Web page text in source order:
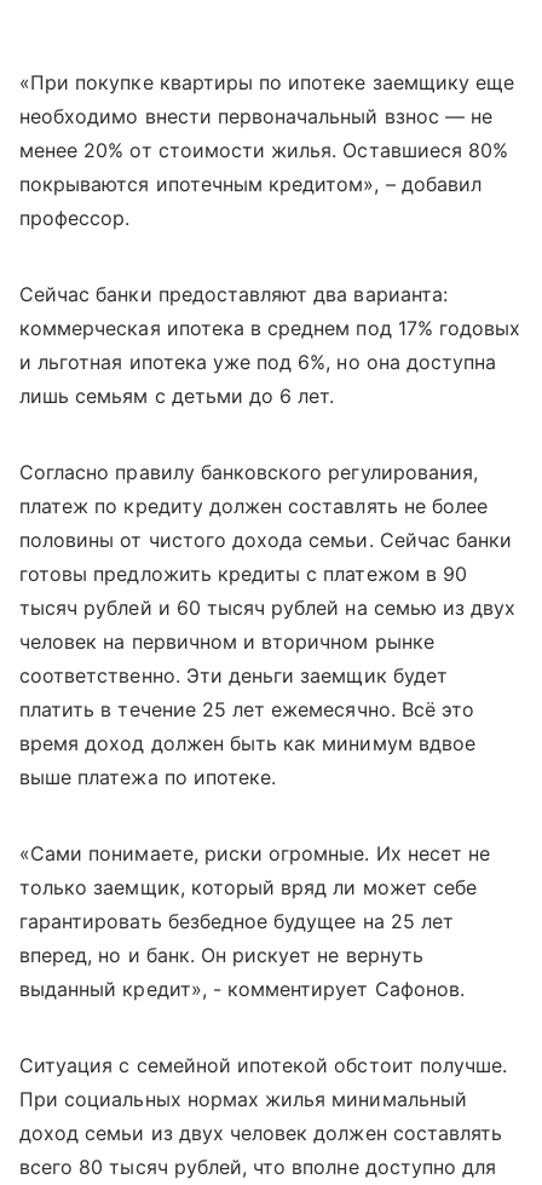
«При покупке квартиры по ипотеке заемщику еще
необходимо внести первоначальный взнос — не
менее 20% от стоимости жилья. Оставшиеся 80%
покрываются ипотечным кредитом», – добавил
профессор.
Сейчас банки предоставляют два варианта:
коммерческая ипотека в среднем под 17% годовых
и льготная ипотека уже под 6%, но она доступна
лишь семьям с детьми до 6 лет.
Согласно правилу банковского регулирования,
платеж по кредиту должен составлять не более
половины от чистого дохода семьи. Сейчас банки
готовы предложить кредиты с платежом в 90
тысяч рублей и 60 тысяч рублей на семью из двух
человек на первичном и вторичном рынке
соответственно. Эти деньги заемщик будет
платить в течение 25 лет ежемесячно. Всё это
время доход должен быть как минимум вдвое
выше платежа по ипотеке.
«Сами понимаете, риски огромные. Их несет не
только заемщик, который вряд ли может себе
гарантировать безбедное будущее на 25 лет
вперед, но и банк. Он рискует не вернуть
выданный кредит», - комментирует Сафонов.
Ситуация с семейной ипотекой обстоит получше.
При социальных нормах жилья минимальный
доход семьи из двух человек должен составлять
всего 80 тысяч рублей, что вполне доступно для